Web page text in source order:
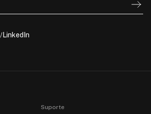
LinkedIn
Suporte